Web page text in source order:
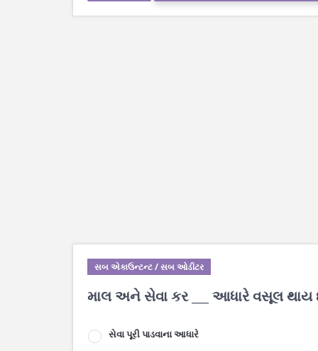
સબ એકાઉન્ટન્ટ / સબ ઓડીટર
માલ અને સેવા કર ___ આધારે વસૂલ થાય
સેવા પૂરી પાડવાના આધારે